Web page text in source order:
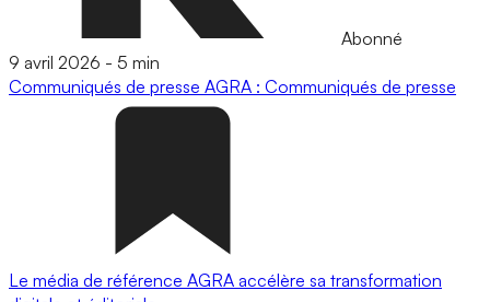
Abonné
9 avril 2026 - 5 min
Communiqués de presse AGRA : Communiqués de presse
Le média de référence AGRA accélère sa transformation